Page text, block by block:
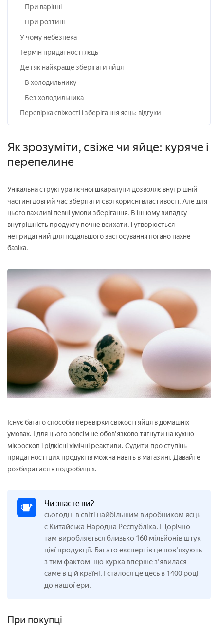
При варінні
При розтині
У чому небезпека
Термін придатності яєць
Де і як найкраще зберігати яйця
В холодильнику
Без холодильника
Перевірка свіжості і зберігання яєць: відгуки
Як зрозуміти, свіже чи яйце: куряче і
перепелине
Унікальна структура яєчної шкаралупи дозволяє внутрішній
частині довгий час зберігати свої корисні властивості. Але для
цього важливі певні умови зберігання. В іншому випадку
внутрішність продукту почне всихати, і утворюється
непридатний для подальшого застосування погано пахне
базіка.
Існує багато способів перевірки свіжості яйця в домашніх
умовах. І для цього зовсім не обов'язково тягнути на кухню
мікроскоп і рідкісні хімічні реактиви. Судити про ступінь
придатності цих продуктів можна навіть в магазині. Давайте
розбиратися в подробицях.
Чи знаєте ви?
сьогодні в світі найбільшим виробником яєць
є Китайська Народна Республіка. Щорічно
там виробляється близько 160 мільйонів штук
цієї продукції. Багато експертів це пов'язують
з тим фактом, що курка вперше з'явилася
саме в цій країні. І сталося це десь в 1400 році
до нашої ери.
При покупці